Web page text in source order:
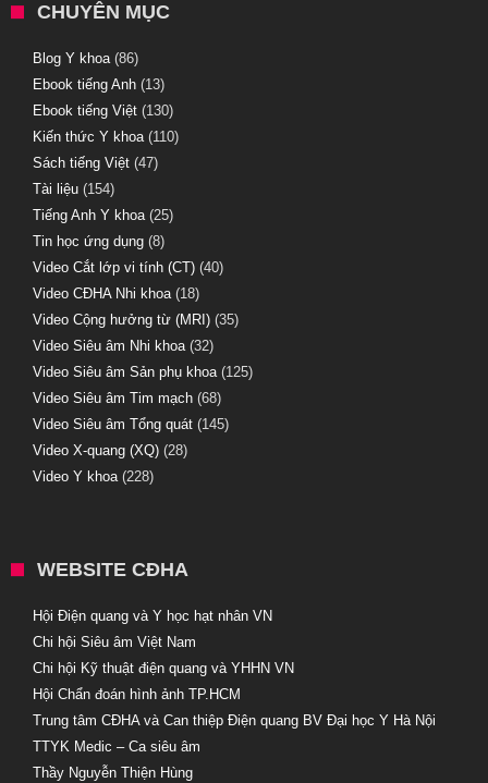
CHUYÊN MỤC
Blog Y khoa(86)
Ebook tiếng Anh (13)
Ebook tiếng Việt (130)
Kiến thức Y khoa(110)
Sách tiếng Việt (47)
Tài liệu (154)
Tiếng Anh Y khoa(25)
Tin học ứng dụng (8)
Video Cắt lớp vi tính (CT) (40)
Video CĐHA Nhi khoa(18)
Video Cộng hưởng từ (MRI) (35)
Video Siêu âm Nhi khoa(32)
Video Siêu âm Sản phụ khoa(125)
Video Siêu âm Tim mạch (68)
Video Siêu âm Tổng quát (145)
Video X-quang (XQ) (28)
Video Y khoa(228)
WEBSITE CĐHA
Hội Điện quang và Y học hạt nhân VN
Chi hội Siêu âm Việt Nam
Chi hội Kỹ thuật điện quang và YHHN VN
Hội Chẩn đoán hình ảnh TP.HCM
Trung tâm CĐHA và Can thiệp Điện quang BV Đại học Y Hà Nội
TTYK Medic – Ca siêu âm
Thầy Nguyễn Thiện Hùng